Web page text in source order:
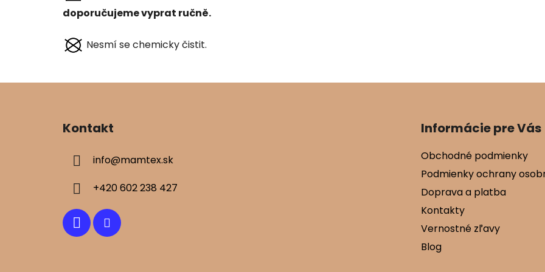
doporučujeme vyprat ručně.
Nesmí se chemicky čistit.
Kontakt
info@mamtex.sk
+420 602 238 427
Informácie pre Vás
Obchodné podmienky
Podmienky ochrany
Doprava a platba
Kontakty
Vernostné zľavy
Blog